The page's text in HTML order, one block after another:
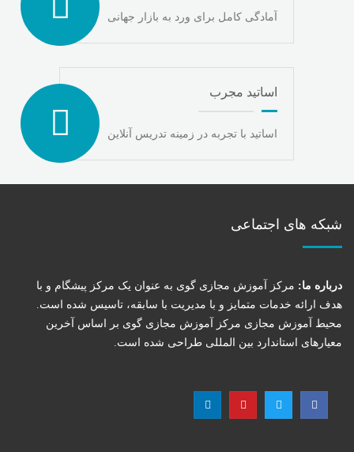
آمادگی کامل برای ورد به بازار جهانی
اساتيد مجرب
اساتید با تجربه در زمینه تدریس آنلاین
شبکه های اجتماعی
درباره ما: مرکز آموزش مجازی گوی به عنوان یک مرکز پیشگام و با
هدف ارائه خدمات متمایز و با مدیریت با سابقه، تاسیس شده است.
محیط آموزش مجازی مرکز آموزش مجازی گوی بر اساس آخرین
معیارهای استاندارد بین المللی طراحی شده است.